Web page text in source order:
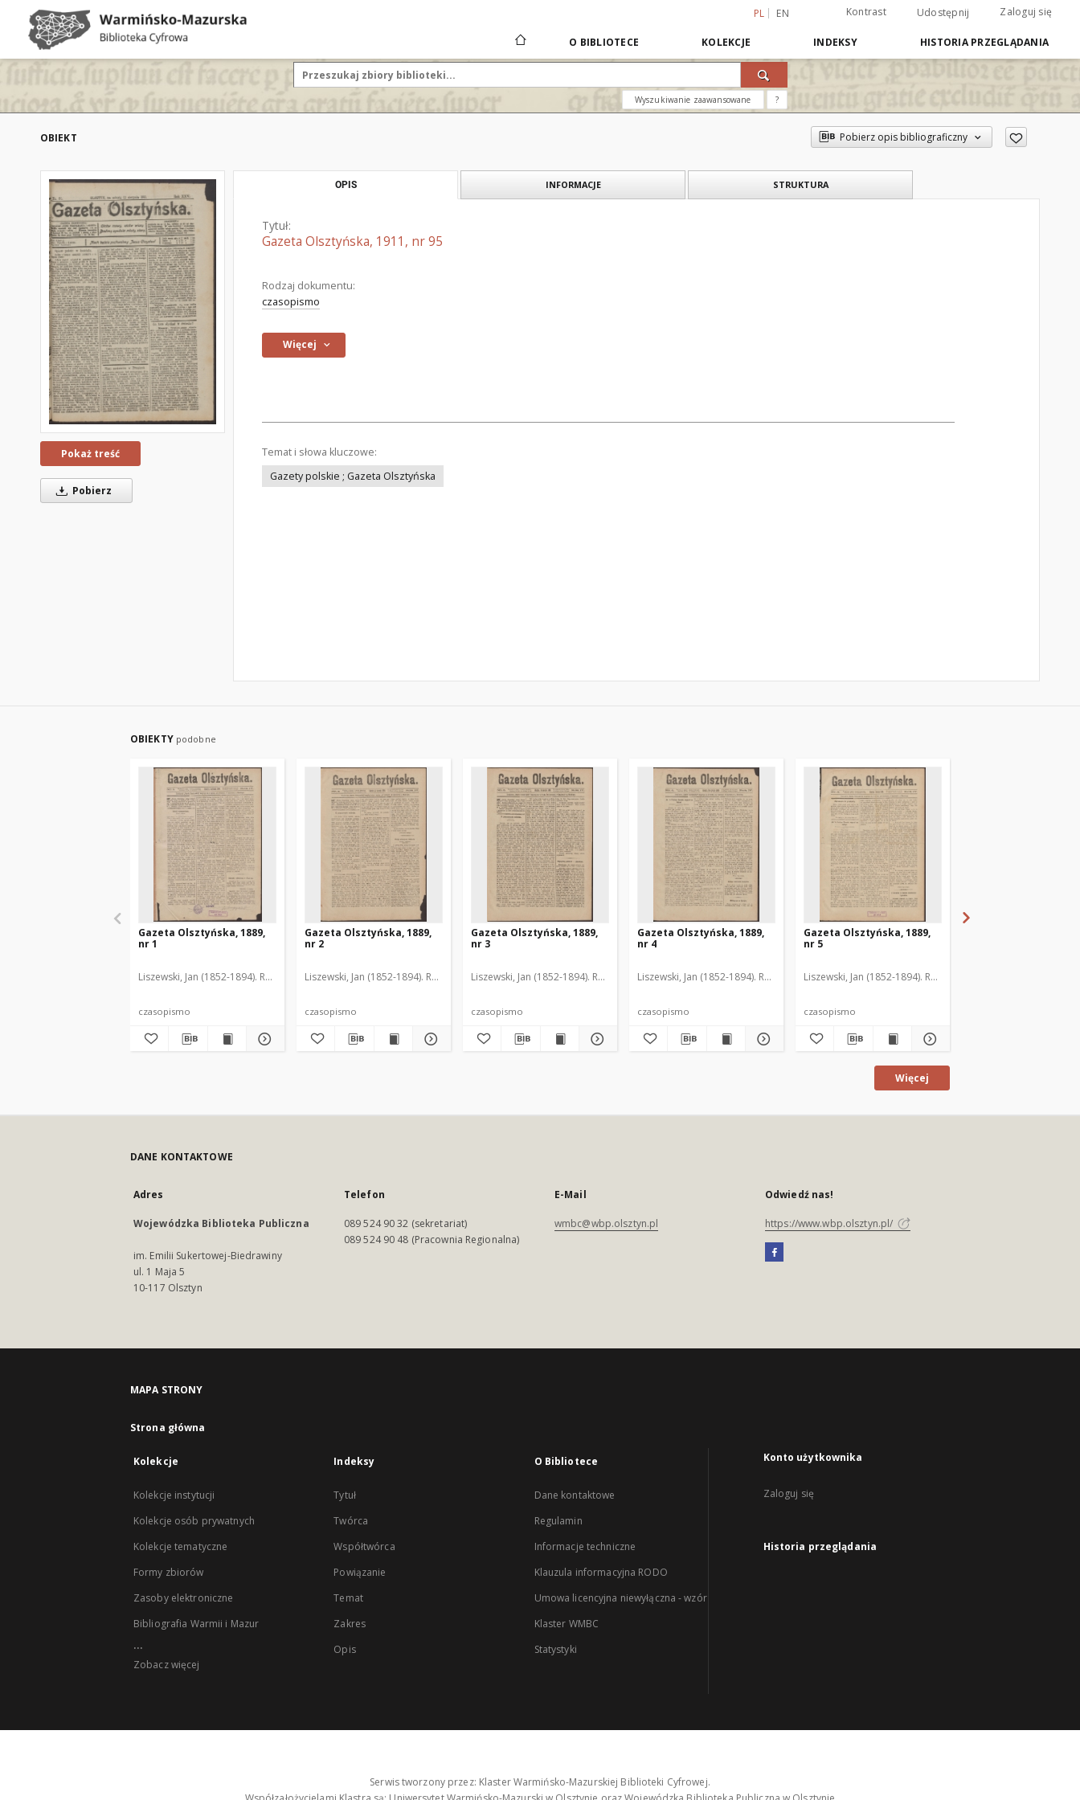
PL EN Kontrast Udostępnij Zaloguj się
O BIBLIOTECE KOLEKCJE INDEKSY HISTORIA PRZEGLĄDANIA
Wyszukiwanie zaawansowane ?
OBIEKT Pobierz opis bibliograficzny
Pokaż treść
Pobierz
OPIS INFORMACJE STRUKTURA
Tytuł:
Gazeta Olsztyńska, 1911, nr 95
Rodzaj dokumentu:
czasopismo
Więcej
Temat i słowa kluczowe:
Gazety polskie ; Gazeta Olsztyńska
OBIEKTY podobne
Gazeta Olsztyńska, 1889,
nr 1
Liszewski, Jan (1852-1894). Red.
czasopismo
Gazeta Olsztyńska, 1889,
nr 2
Liszewski, Jan (1852-1894). Red.
czasopismo
Gazeta Olsztyńska, 1889,
nr 3
Liszewski, Jan (1852-1894). Red.
czasopismo
Gazeta Olsztyńska, 1889,
nr 4
Liszewski, Jan (1852-1894). Red.
czasopismo
Gazeta Olsztyńska, 1889,
nr 5
Liszewski, Jan (1852-1894). Red.
czasopismo
Więcej
DANE KONTAKTOWE
Adres
Wojewódzka Biblioteka Publiczna
im. Emilii Sukertowej-Biedrawiny
ul. 1 Maja 5
10-117 Olsztyn
Telefon
089 524 90 32 (sekretariat)
089 524 90 48 (Pracownia Regionalna)
E-Mail
wmbc@wbp.olsztyn.pl
Odwiedź nas!
https://www.wbp.olsztyn.pl/
MAPA STRONY
Strona główna
Kolekcje
Kolekcje instytucji
Kolekcje osób prywatnych
Kolekcje tematyczne
Formy zbiorów
Zasoby elektroniczne
Bibliografia Warmii i Mazur
...
Zobacz więcej
Indeksy
Tytuł
Twórca
Współtwórca
Powiązanie
Temat
Zakres
Opis
O Bibliotece
Dane kontaktowe
Regulamin
Informacje techniczne
Klauzula informacyjna RODO
Umowa licencyjna niewyłączna - wzór
Klaster WMBC
Statystyki
Konto użytkownika
Zaloguj się
Historia przeglądania
Serwis tworzony przez: Klaster Warmińsko-Mazurskiej Biblioteki Cyfrowej.